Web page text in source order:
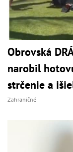
Obrovská
narobil
strčenie a
Zahraničné